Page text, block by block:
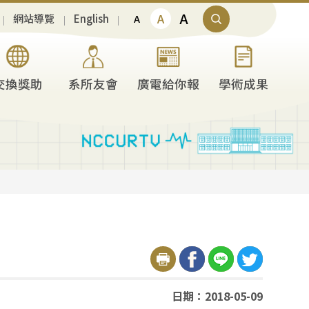
網站導覽 English A A A
換獎助 系所友會 廣電給你報 學術成果
日期：2018-05-09